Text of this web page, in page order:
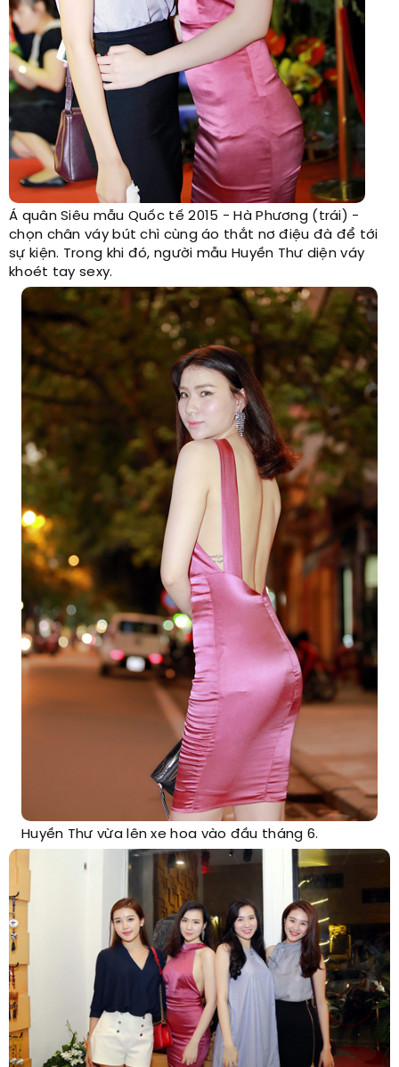
Á quân Siêu mẫu Quốc tế 2015 - Hà Phương (trái) -
chọn chân váy bút chì cùng áo thắt nơ điệu đà để tới
sự kiện. Trong khi đó, người mẫu Huyền Thư diện váy
khoét tay sexy.
Huyền Thư vừa lên xe hoa vào đầu tháng 6.